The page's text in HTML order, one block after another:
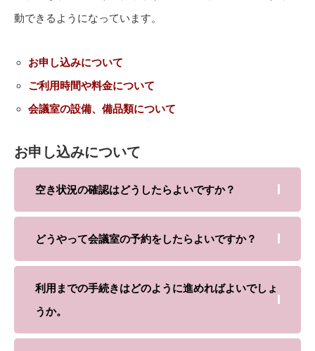
動できるようになっています。
お申し込みについて
ご利用時間や料金について
会議室の設備、備品類について
お申し込みについて
空き状況の確認はどうしたらよいですか？
どうやって会議室の予約をしたらよいですか？
利用までの手続きはどのように進めればよいでしょ
うか。